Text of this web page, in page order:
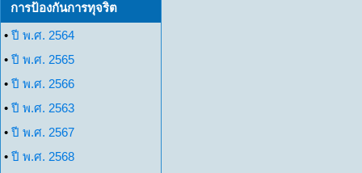
การป้องกันการทุจริต
• ปี พ.ศ. 2564
• ปี พ.ศ. 2565
• ปี พ.ศ. 2566
• ปี พ.ศ. 2563
• ปี พ.ศ. 2567
• ปี พ.ศ. 2568